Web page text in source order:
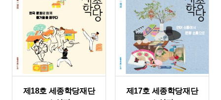
제18호 세종학당재단
제17호 세종학당재단